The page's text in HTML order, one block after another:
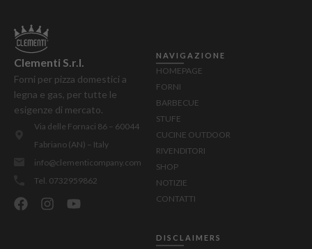
Clementi S.r.l.
Forni per pizza domestici a
legna e gas, per tutte le
esigenze di mercato.
Via delle Fornaci 86 – 60044
Fabriano (AN) – Italy
info@clementicompany.com
Tel. 0732959862
NAVIGAZIONE
HOMEPAGE
FORNI
BARBECUE
STUFE
CUCINE OUTDOOR
RIVENDITORI
SHOP
NOTIZIE
CONTATTI
DISCLAIMERS